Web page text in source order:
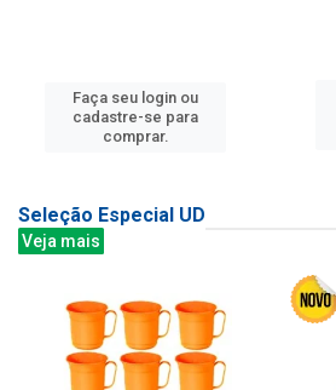
Faça seu login ou
cadastre-se para
comprar.
Seleção Especial UD
Veja mais